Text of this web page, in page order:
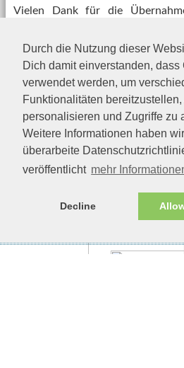
Durch die Nutzung dieser
Dich damit einverstanden, dass
verwendet werden, um
Funktionalitäten
personalisieren und Zugriffe zu
Weitere Informationen haben
überarbeite
veröffentlicht mehr
Decline
Vielen Dank für die
hier eine Patenschaft
Neuere Themen:
Mogli